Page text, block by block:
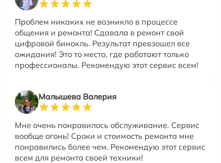
Проблем никаких не возникло в процессе
общения и ремонта! Сдавала в ремонт свой
цифровой бинокль. Результат превзошел все
ожидания! Это то место, где работают только
профессионалы. Рекомендую этот сервис всем!
Малышева Валерия
Мне очень понравилось обслуживание. Сервис
вообще огонь! Сроки и стоимость ремонта мне
понравились более чем. Рекомендую этот сервис
всем для ремонта своей техники!